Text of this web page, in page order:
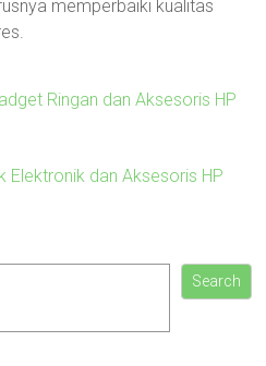
memperbaiki kualitas
Ringan dan Aksesoris HP
Elektronik dan Aksesoris HP
Search